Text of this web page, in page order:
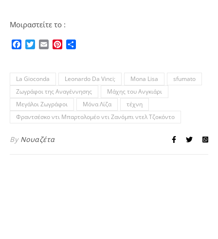
Μοιραστείτε το :
Facebook
TwitterEmailPinterest
La Gioconda Leonardο Da Vinci; Mona Lisa
sfumato
Ζωγράφοι της Αναγέννησης
Μάχης του Ανγκιάρι
Μεγάλοι Ζωγράφοι
Μόνα Λίζα
τέχνη
Φραντσέσκο ντι Μπαρτολομέο ντι Ζανόμπι ντελ Τζοκόντο
By Νουαζέτα